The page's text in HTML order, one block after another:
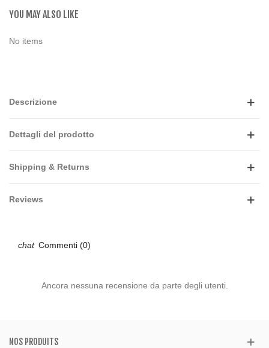
YOU MAY ALSO LIKE
No items
Descrizione
Dettagli del prodotto
Shipping & Returns
Reviews
Commenti (0)
Ancora nessuna recensione da parte degli utenti.
NOS PRODUITS